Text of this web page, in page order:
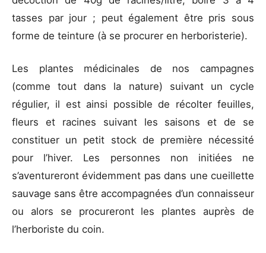
tasses par jour ; peut également être pris sous
forme de teinture (à se procurer en herboristerie).
Les plantes médicinales de nos campagnes
(comme tout dans la nature) suivant un cycle
régulier, il est ainsi possible de récolter feuilles,
fleurs et racines suivant les saisons et de se
constituer un petit stock de première nécessité
pour l’hiver. Les personnes non initiées ne
s’aventureront évidemment pas dans une cueillette
sauvage sans être accompagnées d’un connaisseur
ou alors se procureront les plantes auprès de
l’herboriste du coin.